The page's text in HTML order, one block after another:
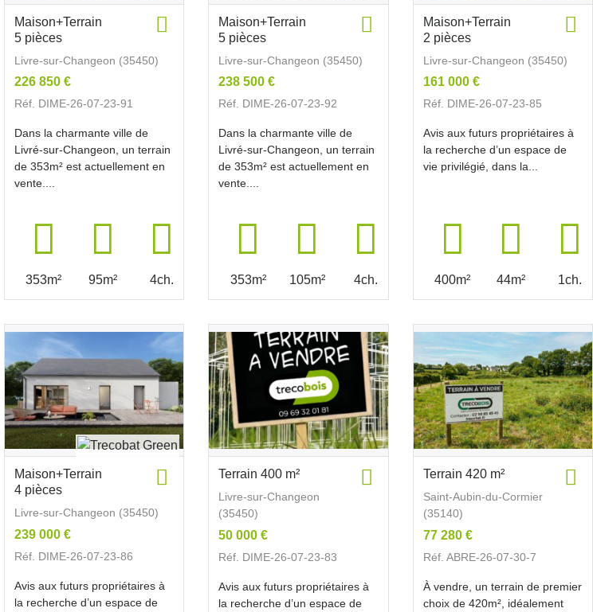
Maison+Terrain
5 pièces
Livre-sur-Changeon (35450)
226 850 €
Réf. DIME-26-07-23-91
Dans la charmante ville de
Livré-sur-Changeon, un terrain
de 353m² est actuellement en
vente....
353m² 95m² 4ch.
Maison+Terrain
5 pièces
Livre-sur-Changeon (35450)
238 500 €
Réf. DIME-26-07-23-92
Dans la charmante ville de
Livré-sur-Changeon, un terrain
de 353m² est actuellement en
vente....
353m² 105m² 4ch.
Maison+Terrain
2 pièces
Livre-sur-Changeon (35450)
161 000 €
Réf. DIME-26-07-23-85
Avis aux futurs propriétaires à
la recherche d’un espace de
vie privilégié, dans la...
400m² 44m² 1ch.
Maison+Terrain
4 pièces
Livre-sur-Changeon (35450)
239 000 €
Réf. DIME-26-07-23-86
Avis aux futurs propriétaires à
la recherche d’un espace de
Terrain 400 m²
Livre-sur-Changeon
(35450)
50 000 €
Réf. DIME-26-07-23-83
Avis aux futurs propriétaires à
la recherche d’un espace de
Terrain 420 m²
Saint-Aubin-du-Cormier
(35140)
77 280 €
Réf. ABRE-26-07-30-7
À vendre, un terrain de premier
choix de 420m², idéalement